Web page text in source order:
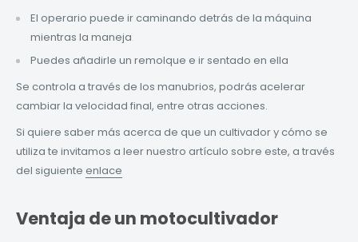
El operario puede ir caminando detrás de la máquina
mientras la maneja
Puedes añadirle un remolque e ir sentado en ella
Se controla a través de los manubrios, podrás acelerar
cambiar la velocidad final, entre otras acciones.
Si quiere saber más acerca de que un cultivador y cómo se
utiliza te invitamos a leer nuestro artículo sobre este, a través
del siguiente enlace
Ventaja de un motocultivador